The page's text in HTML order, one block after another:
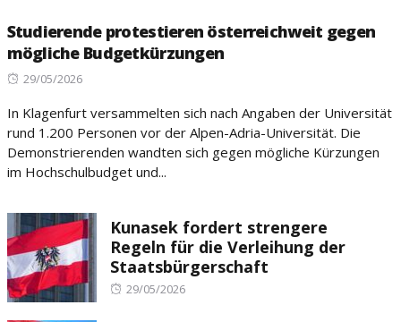
Studierende protestieren österreichweit gegen
mögliche Budgetkürzungen
Posted
29/05/2026
In Klagenfurt versammelten sich nach Angaben der Universität
rund 1.200 Personen vor der Alpen-Adria-Universität. Die
Demonstrierenden wandten sich gegen mögliche Kürzungen
im Hochschulbudget und...
Kunasek fordert strengere
Regeln für die Verleihung der
Staatsbürgerschaft
Posted
29/05/2026